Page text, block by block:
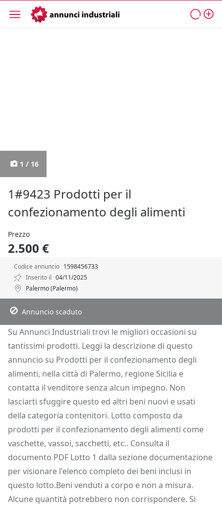
1 / 16
1#9423 Prodotti per il
confezionamento degli alimenti
Prezzo
2.500 €
Codice annuncio 1598456733
Inserito il 04/11/2025
Palermo (Palermo)
Descrizione
Dettagli Posizione Richiedi Info
Annuncio scaduto
Su Annunci Industriali trovi le migliori occasioni su
tantissimi prodotti. Leggi la descrizione di questo
annuncio su Prodotti per il confezionamento degli
alimenti, nella città di Palermo, regione Sicilia e
contatta il venditore senza alcun impegno. Non
lasciarti sfuggire questo ed altri beni nuovi e usati
della categoria contenitori. Lotto composto da
prodotti per il confezionamento degli alimenti come
vaschette, vassoi, sacchetti, etc.. Consulta il
documento PDF Lotto 1 dalla sezione documentazione
per visionare l'elenco completo dei beni inclusi in
questo lotto.Beni venduti a corpo e non a misura.
Alcune quantità potrebbero non corrispondere. Si